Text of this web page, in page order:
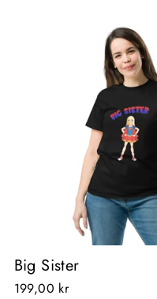
Big Sister
199,00 kr